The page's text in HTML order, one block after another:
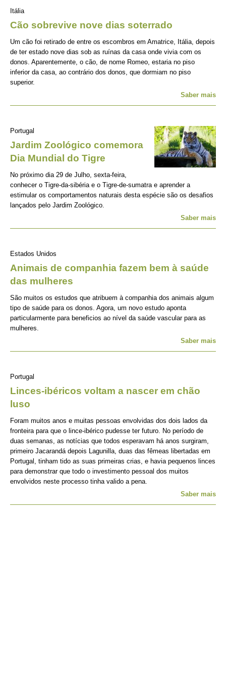
Itália
Cão sobrevive nove dias soterrado
Um cão foi retirado de entre os escombros em Amatrice, Itália, depois
de ter estado nove dias sob as ruínas da casa onde vivia com os
donos. Aparentemente, o cão, de nome Romeo, estaria no piso
inferior da casa, ao contrário dos donos, que dormiam no piso
superior.
Saber mais
Portugal
Jardim Zoológico comemora
Dia Mundial do Tigre
No próximo dia 29 de Julho, sexta-feira,
conhecer o Tigre-da-sibéria e o Tigre-de-sumatra e aprender a
estimular os comportamentos naturais desta espécie são os desafios
lançados pelo Jardim Zoológico.
Saber mais
Estados Unidos
Animais de companhia fazem bem à saúde
das mulheres
São muitos os estudos que atribuem à companhia dos animais algum
tipo de saúde para os donos. Agora, um novo estudo aponta
particularmente para beneficios ao nível da saúde vascular para as
mulheres.
Saber mais
Portugal
Linces-ibéricos voltam a nascer em chão
luso
Foram muitos anos e muitas pessoas envolvidas dos dois lados da
fronteira para que o lince-ibérico pudesse ter futuro. No período de
duas semanas, as notícias que todos esperavam há anos surgiram,
primeiro Jacarandá depois Lagunilla, duas das fêmeas libertadas em
Portugal, tinham tido as suas primeiras crias, e havia pequenos linces
para demonstrar que todo o investimento pessoal dos muitos
envolvidos neste processo tinha valido a pena.
Saber mais